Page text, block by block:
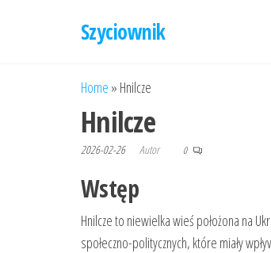
Szyciownik
Home » Hnilcze
Hnilcze
2026-02-26 Autor 0
Wstęp
Hnilcze to niewielka wieś położona na
społeczno-politycznych, które miały